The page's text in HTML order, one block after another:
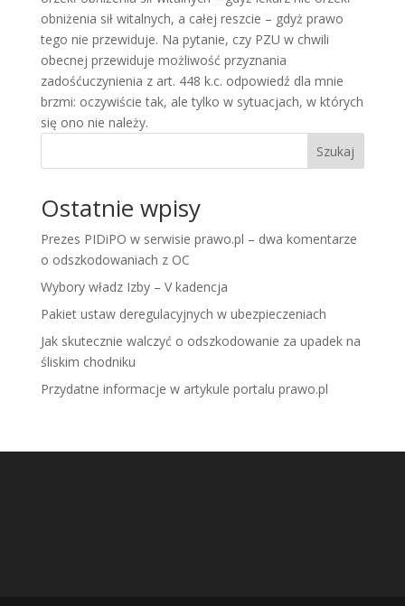
obniżenia sił witalnych, a całej reszcie – gdyż prawo
tego nie przewiduje. Na pytanie, czy PZU w chwili
obecnej przewiduje możliwość przyznania
zadośćuczynienia z art. 448 k.c. odpowiedź dla mnie
brzmi: oczywiście tak, ale tylko w sytuacjach, w których
się ono nie należy.
Szukaj
Ostatnie wpisy
Prezes PIDiPO w serwisie prawo.pl – dwa komentarze
o odszkodowaniach z OC
Wybory władz Izby – V kadencja
Pakiet ustaw deregulacyjnych w ubezpieczeniach
Jak skutecznie walczyć o odszkodowanie za upadek na
śliskim chodniku
Przydatne informacje w artykule portalu prawo.pl